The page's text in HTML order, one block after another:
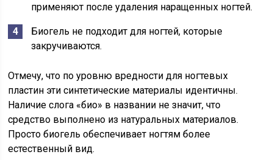
применяют после удаления наращенных ногтей.
Биогель не подходит для ногтей, которые
закручиваются.
Отмечу, что по уровню вредности для ногтевых
пластин эти синтетические материалы идентичны.
Наличие слога «био» в названии не значит, что
средство выполнено из натуральных материалов.
Просто биогель обеспечивает ногтям более
естественный вид.